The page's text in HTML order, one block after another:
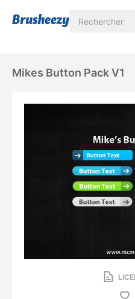
Mikes Button Pack V1